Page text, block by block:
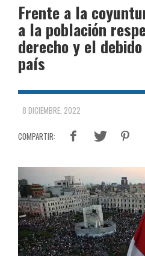
Frente a la
a la población
derecho y el
país
8 DICIEMBRE, 2022